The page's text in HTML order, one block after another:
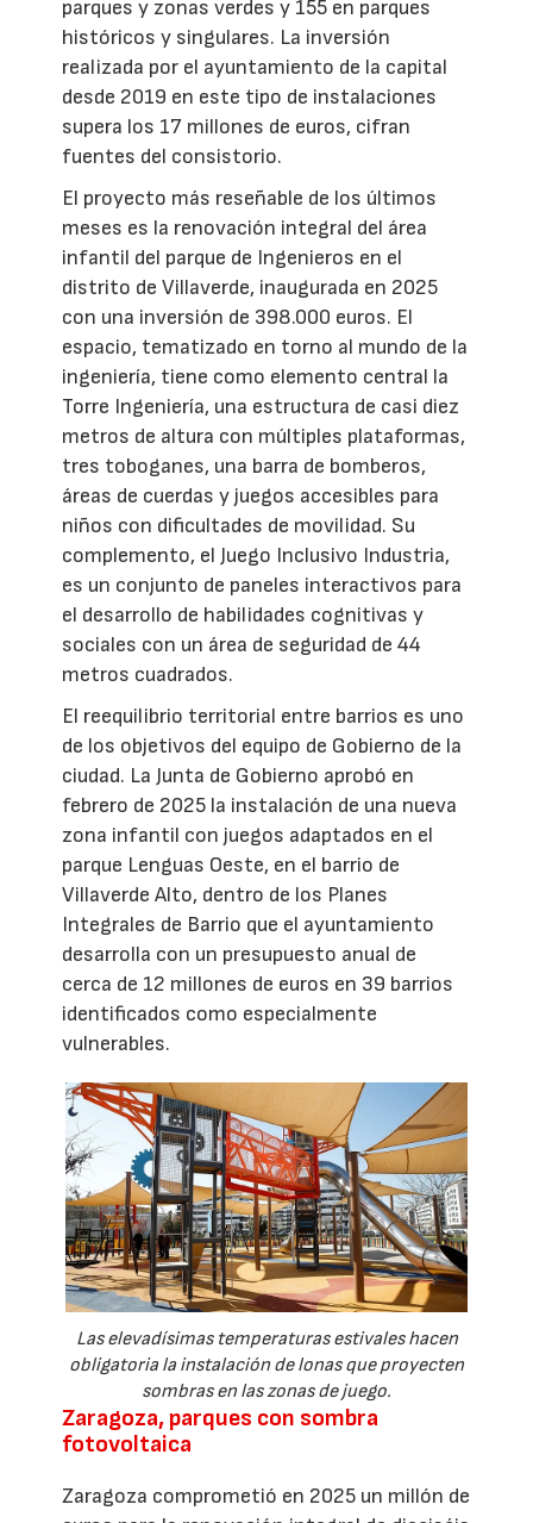
parques y zonas verdes y 155 en parques
históricos y singulares. La inversión
realizada por el ayuntamiento de la capital
desde 2019 en este tipo de instalaciones
supera los 17 millones de euros, cifran
fuentes del consistorio.
El proyecto más reseñable de los últimos
meses es la renovación integral del área
infantil del parque de Ingenieros en el
distrito de Villaverde, inaugurada en 2025
con una inversión de 398.000 euros. El
espacio, tematizado en torno al mundo de la
ingeniería, tiene como elemento central la
Torre Ingeniería, una estructura de casi diez
metros de altura con múltiples plataformas,
tres toboganes, una barra de bomberos,
áreas de cuerdas y juegos accesibles para
niños con dificultades de movilidad. Su
complemento, el Juego Inclusivo Industria,
es un conjunto de paneles interactivos para
el desarrollo de habilidades cognitivas y
sociales con un área de seguridad de 44
metros cuadrados.
El reequilibrio territorial entre barrios es uno
de los objetivos del equipo de Gobierno de la
ciudad. La Junta de Gobierno aprobó en
febrero de 2025 la instalación de una nueva
zona infantil con juegos adaptados en el
parque Lenguas Oeste, en el barrio de
Villaverde Alto, dentro de los Planes
Integrales de Barrio que el ayuntamiento
desarrolla con un presupuesto anual de
cerca de 12 millones de euros en 39 barrios
identificados como especialmente
vulnerables.
Las elevadísimas temperaturas estivales hacen
obligatoria la instalación de lonas que proyecten
sombras en las zonas de juego.
Zaragoza, parques con sombra
fotovoltaica
Zaragoza comprometió en 2025 un millón de